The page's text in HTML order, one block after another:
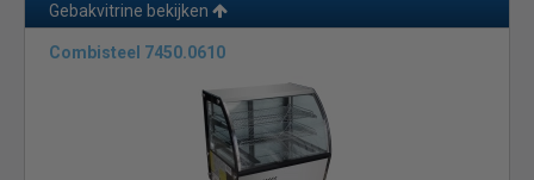
Gebakvitrine bekijken
Combisteel 7450.0610